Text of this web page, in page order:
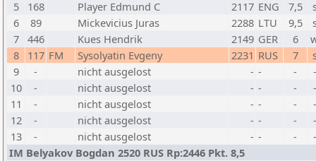
5
168 Player Edmund C 2117 ENG 7,5
6
89 Mickevicius Juras 2288 LTU 9,5
7 446 Kues Hendrik 2149 GER 6
8
117 FM Sysolyatin Evgeny 2231 RUS 7
9
- nicht ausgelost - - -
10
- nicht ausgelost - - -
11
- nicht ausgelost - - -
12
- nicht ausgelost - - -
13
- nicht ausgelost - - -
IM Belyakov Bogdan 2520 RUS Rp:2446 Pkt. 8,5